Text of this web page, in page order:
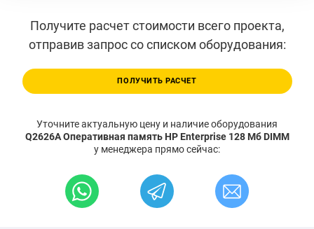
Получите расчет стоимости всего проекта,
отправив запрос со списком оборудования:
ПОЛУЧИТЬ РАСЧЕТ
Уточните актуальную цену и наличие оборудования
Q2626A Оперативная память HP Enterprise 128 Мб DIMM
у менеджера прямо сейчас: